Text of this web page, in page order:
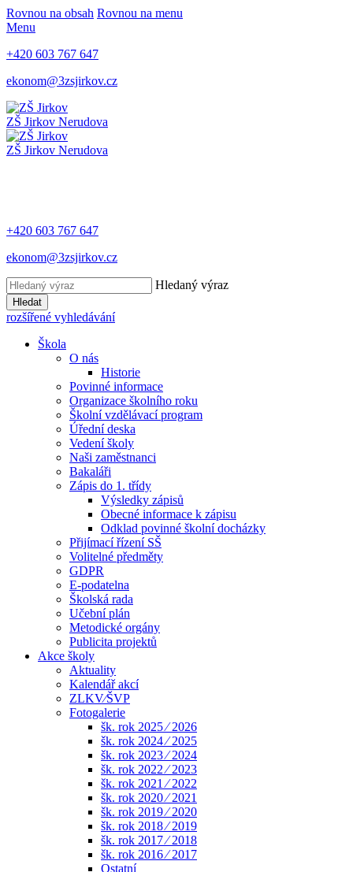
Rovnou na obsah Rovnou na menu
Menu
+420 603 767 647
ekonom@3zsjirkov.cz
ZŠ Jirkov Nerudova
ZŠ Jirkov Nerudova
+420 603 767 647
ekonom@3zsjirkov.cz
Hledaný výraz
Hledat
rozšířené vyhledávání
Škola
O nás
Historie
Povinné informace
Organizace školního roku
Školní vzdělávací program
Úřední deska
Vedení školy
Naši zaměstnanci
Bakaláři
Zápis do 1. třídy
Výsledky zápisů
Obecné informace k zápisu
Odklad povinné školní docházky
Přijímací řízení SŠ
Volitelné předměty
GDPR
E-podatelna
Školská rada
Učební plán
Metodické orgány
Publicita projektů
Akce školy
Aktuality
Kalendář akcí
ZLKV⁄ŠVP
Fotogalerie
šk. rok 2025 ⁄ 2026
šk. rok 2024 ⁄ 2025
šk. rok 2023 ⁄ 2024
šk. rok 2022 ⁄ 2023
šk. rok 2021 ⁄ 2022
šk. rok 2020 ⁄ 2021
šk. rok 2019 ⁄ 2020
šk. rok 2018 ⁄ 2019
šk. rok 2017 ⁄ 2018
šk. rok 2016 ⁄ 2017
Ostatní